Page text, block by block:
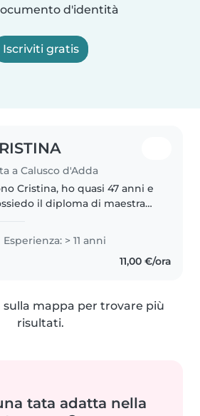
d'identità
Iscriviti gratis
a Calusco d'Adda
Cristina, ho quasi 47 anni e
il diploma di maestra
Fin dalla giovane età ho
diverse esperienze come
Esperienza: > 11 anni
11,00 €/ora
sulla mappa per trovare più
risultati.
tata adatta nella